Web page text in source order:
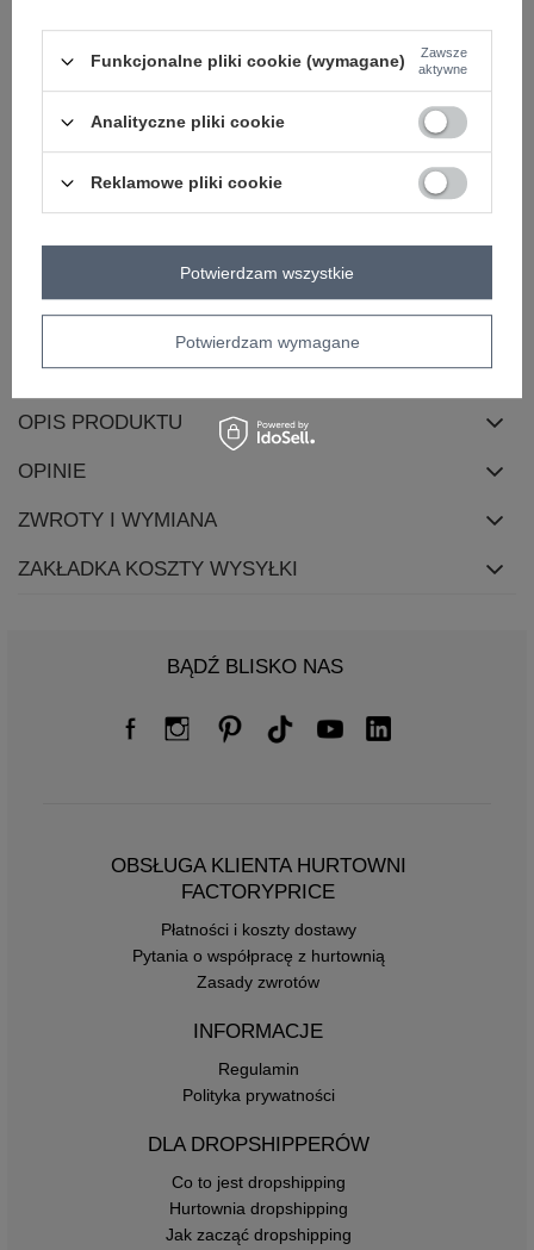
casual
okazja
codzienne do pracy
wzór
groszki
cechy
z paskiem kieszenie
sposób prania pranie w pralce w 30°C
OPIS PRODUKTU
OPINIE
ZWROTY I WYMIANA
ZAKŁADKA KOSZTY WYSYŁKI
BĄDŹ BLISKO NAS
OBSŁUGA KLIENTA HURTOWNI
FACTORYPRICE
Płatności i koszty dostawy
Pytania o współpracę z hurtownią
Zasady zwrotów
INFORMACJE
Regulamin
Polityka prywatności
DLA DROPSHIPPERÓW
Co to jest dropshipping
Hurtownia dropshipping
Jak zacząć dropshipping
Funkcjonalne pliki cookie (wymagane)
Zawsze
aktywne
Analityczne pliki cookie
Reklamowe pliki cookie
Potwierdzam wymagane
Potwierdzam wszystkie